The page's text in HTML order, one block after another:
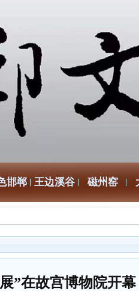
邯郸 王边溪谷 磁州窑
”在故宫博物院开幕